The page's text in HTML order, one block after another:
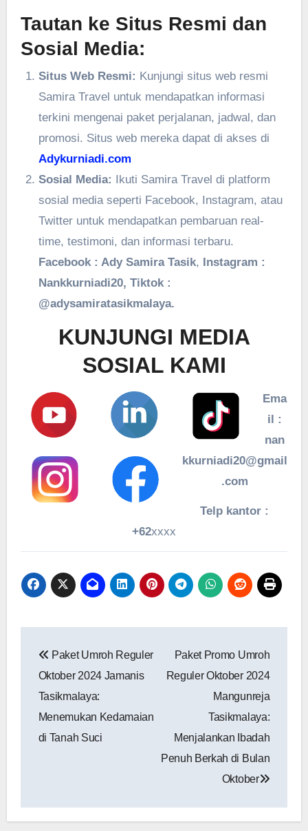
Tautan ke Situs Resmi dan
Sosial Media:
Situs Web Resmi: Kunjungi situs web resmi
Samira Travel untuk mendapatkan informasi
terkini mengenai paket perjalanan, jadwal, dan
promosi. Situs web mereka dapat di akses di
Adykurniadi.com
Sosial Media: Ikuti Samira Travel di platform
sosial media seperti Facebook, Instagram, atau
Twitter untuk mendapatkan pembaruan real-
time, testimoni, dan informasi terbaru.
Facebook : Ady Samira Tasik, Instagram :
Nankkurniadi20, Tiktok :
@adysamiratasikmalaya.
KUNJUNGI MEDIA
SOSIAL KAMI
Ema
il :
nan
kkurniadi20@gmail
.com
Telp kantor :
+62xxxx
pos
Paket Umroh Reguler
Oktober 2024 Jamanis
Tasikmalaya‎:
Menemukan Kedamaian
di Tanah Suci
Paket Promo Umroh
Reguler Oktober 2024
Mangunreja
Tasikmalaya:
Menjalankan Ibadah
Penuh Berkah di Bulan
Oktober